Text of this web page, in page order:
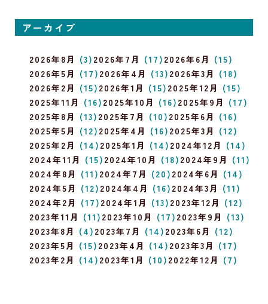
アーカイブ
2026年8月 (3) 2026年7月 (17) 2026年6月 (15)
2026年5月 (17) 2026年4月 (13) 2026年3月 (18)
2026年2月 (15) 2026年1月 (15) 2025年12月 (15)
2025年11月 (16) 2025年10月 (16) 2025年9月 (17)
2025年8月 (13) 2025年7月 (10) 2025年6月 (16)
2025年5月 (12) 2025年4月 (16) 2025年3月 (12)
2025年2月 (14) 2025年1月 (14) 2024年12月 (14)
2024年11月 (15) 2024年10月 (18) 2024年9月 (11)
2024年8月 (11) 2024年7月 (20) 2024年6月 (14)
2024年5月 (12) 2024年4月 (16) 2024年3月 (11)
2024年2月 (17) 2024年1月 (13) 2023年12月 (12)
2023年11月 (11) 2023年10月 (17) 2023年9月 (13)
2023年8月 (4) 2023年7月 (14) 2023年6月 (12)
2023年5月 (15) 2023年4月 (14) 2023年3月 (17)
2023年2月 (14) 2023年1月 (10) 2022年12月 (7)